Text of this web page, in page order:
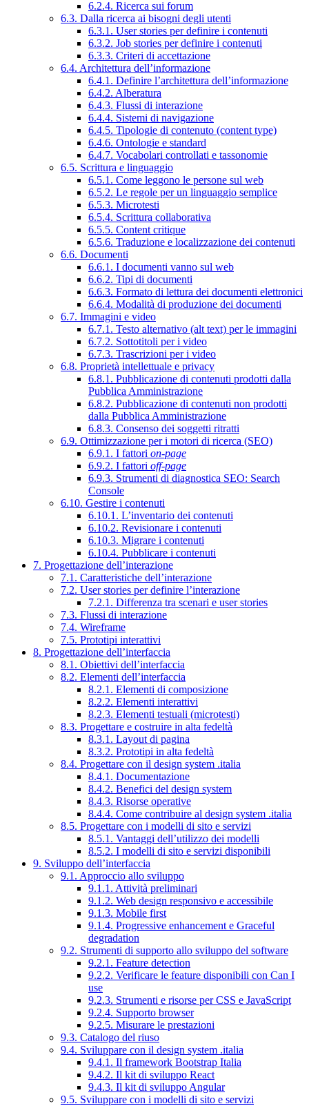
6.2.4. Ricerca sui forum
6.3. Dalla ricerca ai bisogni degli utenti
6.3.1. User stories per definire i contenuti
6.3.2. Job stories per definire i contenuti
6.3.3. Criteri di accettazione
6.4. Architettura dell’informazione
6.4.1. Definire l’architettura dell’informazione
6.4.2. Alberatura
6.4.3. Flussi di interazione
6.4.4. Sistemi di navigazione
6.4.5. Tipologie di contenuto (content type)
6.4.6. Ontologie e standard
6.4.7. Vocabolari controllati e tassonomie
6.5. Scrittura e linguaggio
6.5.1. Come leggono le persone sul web
6.5.2. Le regole per un linguaggio semplice
6.5.3. Microtesti
6.5.4. Scrittura collaborativa
6.5.5. Content critique
6.5.6. Traduzione e localizzazione dei contenuti
6.6. Documenti
6.6.1. I documenti vanno sul web
6.6.2. Tipi di documenti
6.6.3. Formato di lettura dei documenti elettronici
6.6.4. Modalità di produzione dei documenti
6.7. Immagini e video
6.7.1. Testo alternativo (alt text) per le immagini
6.7.2. Sottotitoli per i video
6.7.3. Trascrizioni per i video
6.8. Proprietà intellettuale e privacy
6.8.1. Pubblicazione di contenuti prodotti dalla
Pubblica Amministrazione
6.8.2. Pubblicazione di contenuti non prodotti
dalla Pubblica Amministrazione
6.8.3. Consenso dei soggetti ritratti
6.9. Ottimizzazione per i motori di ricerca (SEO)
6.9.1. I fattori on-page
6.9.2. I fattori off-page
6.9.3. Strumenti di diagnostica SEO: Search
Console
6.10. Gestire i contenuti
6.10.1. L’inventario dei contenuti
6.10.2. Revisionare i contenuti
6.10.3. Migrare i contenuti
6.10.4. Pubblicare i contenuti
7. Progettazione dell’interazione
7.1. Caratteristiche dell’interazione
7.2. User stories per definire l’interazione
7.2.1. Differenza tra scenari e user stories
7.3. Flussi di interazione
7.4. Wireframe
7.5. Prototipi interattivi
8. Progettazione dell’interfaccia
8.1. Obiettivi dell’interfaccia
8.2. Elementi dell’interfaccia
8.2.1. Elementi di composizione
8.2.2. Elementi interattivi
8.2.3. Elementi testuali (microtesti)
8.3. Progettare e costruire in alta fedeltà
8.3.1. Layout di pagina
8.3.2. Prototipi in alta fedeltà
8.4. Progettare con il design system .italia
8.4.1. Documentazione
8.4.2. Benefici del design system
8.4.3. Risorse operative
8.4.4. Come contribuire al design system .italia
8.5. Progettare con i modelli di sito e servizi
8.5.1. Vantaggi dell’utilizzo dei modelli
8.5.2. I modelli di sito e servizi disponibili
9. Sviluppo dell’interfaccia
9.1. Approccio allo sviluppo
9.1.1. Attività preliminari
9.1.2. Web design responsivo e accessibile
9.1.3. Mobile first
9.1.4. Progressive enhancement e Graceful
degradation
9.2. Strumenti di supporto allo sviluppo del software
9.2.1. Feature detection
9.2.2. Verificare le feature disponibili con Can I
use
9.2.3. Strumenti e risorse per CSS e JavaScript
9.2.4. Supporto browser
9.2.5. Misurare le prestazioni
9.3. Catalogo del riuso
9.4. Sviluppare con il design system .italia
9.4.1. Il framework Bootstrap Italia
9.4.2. Il kit di sviluppo React
9.4.3. Il kit di sviluppo Angular
9.5. Sviluppare con i modelli di sito e servizi